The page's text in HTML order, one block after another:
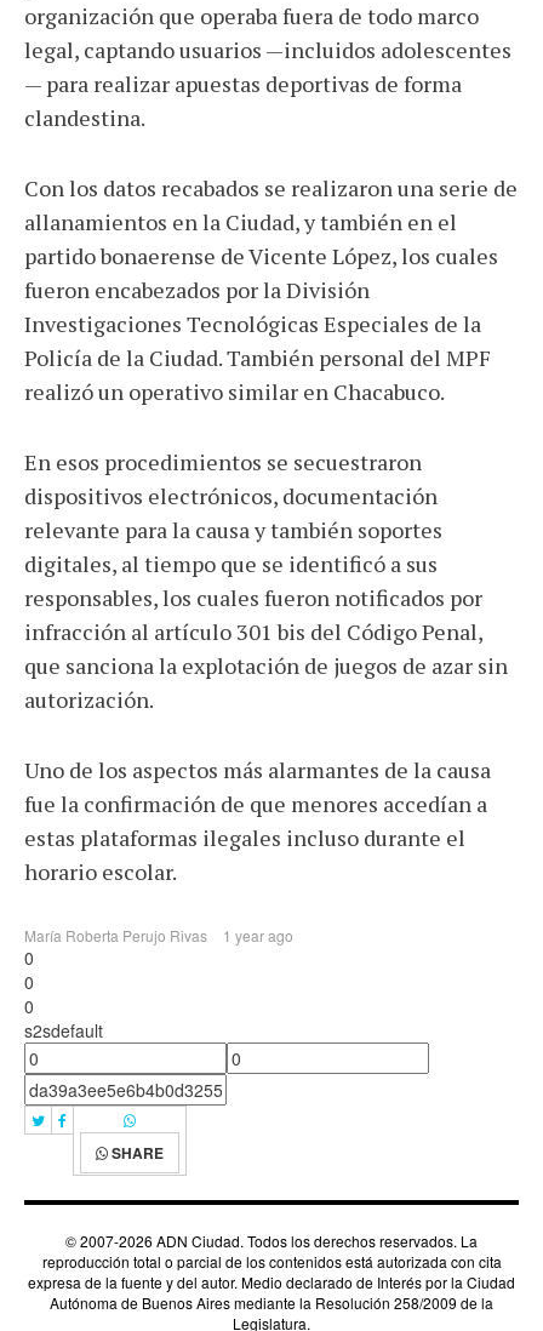
organización que operaba fuera de todo marco
legal, captando usuarios —incluidos adolescentes
— para realizar apuestas deportivas de forma
clandestina.
Con los datos recabados se realizaron una serie de
allanamientos en la Ciudad, y también en el
partido bonaerense de Vicente López, los cuales
fueron encabezados por la División
Investigaciones Tecnológicas Especiales de la
Policía de la Ciudad. También personal del MPF
realizó un operativo similar en Chacabuco.
En esos procedimientos se secuestraron
dispositivos electrónicos, documentación
relevante para la causa y también soportes
digitales, al tiempo que se identificó a sus
responsables, los cuales fueron notificados por
infracción al artículo 301 bis del Código Penal,
que sanciona la explotación de juegos de azar sin
autorización.
Uno de los aspectos más alarmantes de la causa
fue la confirmación de que menores accedían a
estas plataformas ilegales incluso durante el
horario escolar.
María Roberta Perujo Rivas 1 year ago
0
0
0
s2sdefault
SHARE
© 2007-2026 ADN Ciudad. Todos los derechos reservados. La
reproducción total o parcial de los contenidos está autorizada con cita
expresa de la fuente y del autor. Medio declarado de Interés por la Ciudad
Autónoma de Buenos Aires mediante la Resolución 258/2009 de la
Legislatura.